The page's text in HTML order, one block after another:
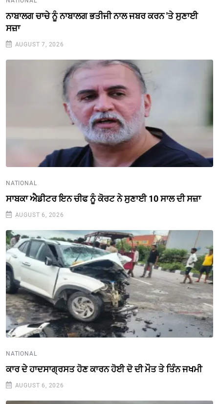
ਨਾਬਾਲਗ ਚਾਚੇ ਨੂੰ ਨਾਬਾਲਗ ਭਤੀਜੀ ਨਾਲ ਜਬਰ ਕਰਨ 'ਤੇ ਸੁਣਾਈ
ਸਜ਼ਾ
AUGUST 7, 2026
NATIONAL
ਸਾਬਕਾ ਐਡੀਟਰ ਇਨ ਚੀਫ ਨੂੰ ਕੋਰਟ ਨੇ ਸੁਣਾਈ 10 ਸਾਲ ਦੀ ਸਜ਼ਾ
AUGUST 6, 2026
NATIONAL
ਕਾਰ ਦੇ ਹਾਦਸਾਗ੍ਰਸਤ ਹੋਣ ਕਾਰਨ ਹੋਈ ਦੋ ਦੀ ਮੌਤ ਤੇ ਤਿੰਨ ਜਖਮੀ
AUGUST 6, 2026